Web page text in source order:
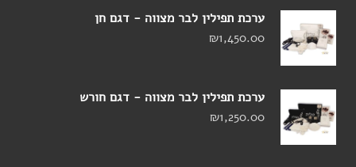
ערכת תפילין לבר מצווה - דגם חן
₪1,450.00
ערכת תפילין לבר מצווה - דגם חורש
₪1,250.00